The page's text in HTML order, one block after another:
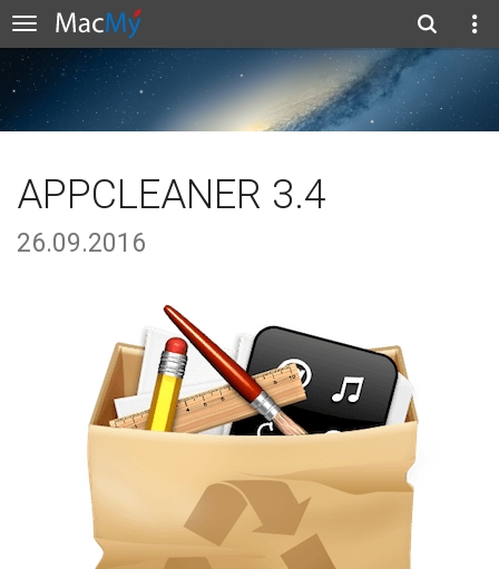
APPCLEANER 3.4
26.09.2016